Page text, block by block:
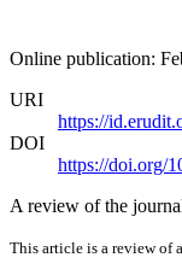
Online publication:
URI
https://
DOI
https://doi.org/
A review of the
This article is a review of